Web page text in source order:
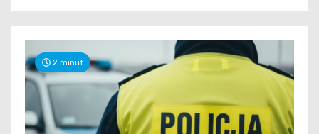
2 minut